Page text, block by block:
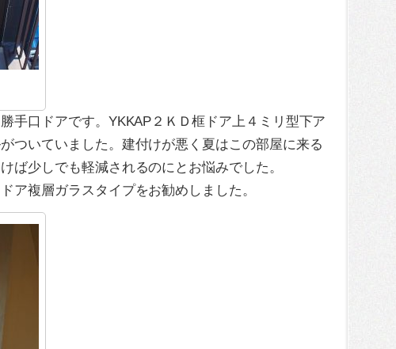
手口ドアです。YKKAP２ＫＤ框ドア上４ミリ型下ア
ついていました。建付けが悪く夏はこの部屋に来る
ば少しでも軽減されるのにとお悩みでした。
ア複層ガラスタイプをお勧めしました。